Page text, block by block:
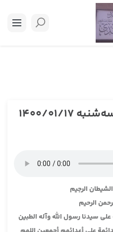
الرجيم
الرحيم
سيدنا رسول الله وآله الطبين